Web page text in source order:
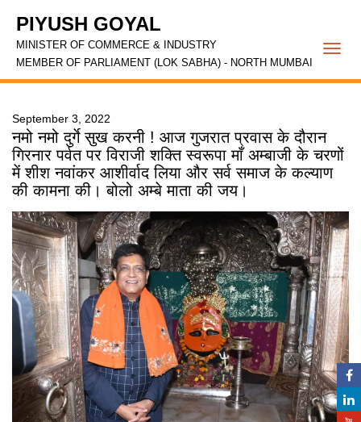
PIYUSH GOYAL
MINISTER OF COMMERCE & INDUSTRY
MEMBER OF PARLIAMENT (LOK SABHA) - NORTH MUMBAI
September 3, 2022
नमो नमो दुर्गे सुख करनी ! आज गुजरात प्रवास के दौरान
गिरनार पर्वत पर विराजी शक्ति स्वरूपा माँ अम्बाजी के चरणों
में शीश नवांकर आशीर्वाद लिया और सर्व समाज के कल्याण
की कामना की। बोलो अम्बे माता की जय।